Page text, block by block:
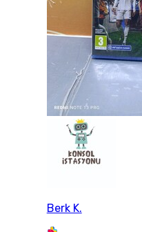
Berk K.